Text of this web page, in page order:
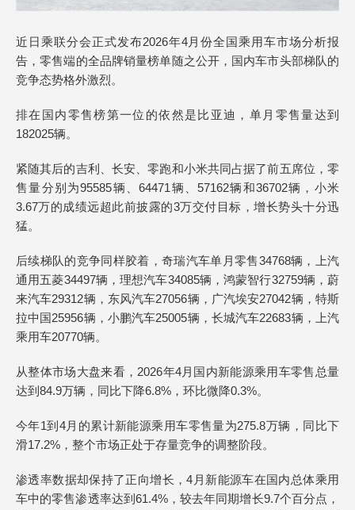
近日乘联分会正式发布2026年4月份全国乘用车市场分析报
告，零售端的全品牌销量榜单随之公开，国内车市头部梯队的
竞争态势格外激烈。
排在国内零售榜第一位的依然是比亚迪，单月零售量达到
182025辆。
紧随其后的吉利、长安、零跑和小米共同占据了前五席位，零
售量分别为95585辆、64471辆、57162辆和36702辆，小米
3.67万的成绩远超此前披露的3万交付目标，增长势头十分迅
猛。
后续梯队的竞争同样胶着，奇瑞汽车单月零售34768辆，上汽
通用五菱34497辆，理想汽车34085辆，鸿蒙智行32759辆，蔚
来汽车29312辆，东风汽车27056辆，广汽埃安27042辆，特斯
拉中国25956辆，小鹏汽车25005辆，长城汽车22683辆，上汽
乘用车20770辆。
从整体市场大盘来看，2026年4月国内新能源乘用车零售总量
达到84.9万辆，同比下降6.8%，环比微降0.3%。
今年1到4月的累计新能源乘用车零售量为275.8万辆，同比下
滑17.2%，整个市场正处于存量竞争的调整阶段。
渗透率数据却保持了正向增长，4月新能源车在国内总体乘用
车中的零售渗透率达到61.4%，较去年同期增长9.7个百分点，